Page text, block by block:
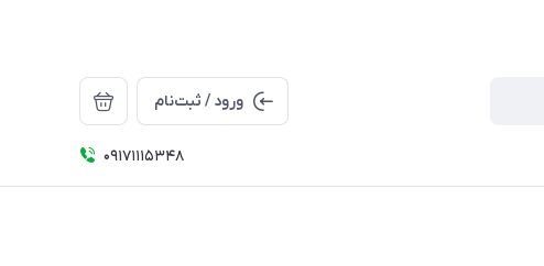
ورود / ثبت‌نام
09171115348